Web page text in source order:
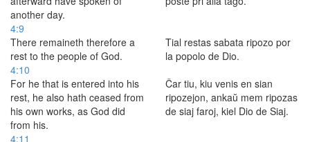
another day.
4:9
There remaineth therefore a
rest to the people of God.
Tial restas sabata ripozo por
la popolo de Dio.
4:10
For he that is entered into his
rest, he also hath ceased from
his own works, as God did
from his.
Ĉar tiu, kiu venis en sian
ripozejon, ankaŭ mem ripozas
de siaj faroj, kiel Dio de Siaj.
4:11